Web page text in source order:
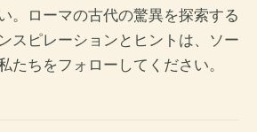
。ローマの古代の驚異を探索する
スピレーションとヒントは、ソー
たちをフォローしてください。